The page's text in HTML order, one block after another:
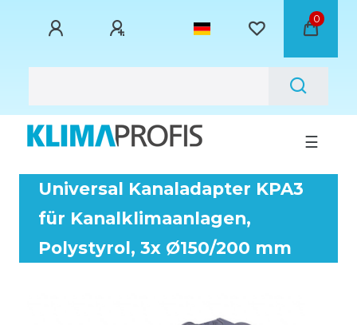
0
☰
Universal Kanaladapter KPA3
für Kanalklimaanlagen,
Polystyrol, 3x Ø150/200 mm